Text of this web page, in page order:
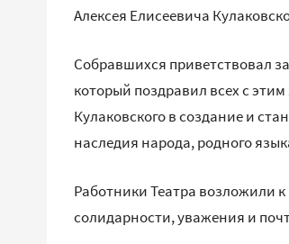
Алексея Елисеевича
Собравшихся приветствовал
который поздравил всех с
Кулаковского в создание и
наследия народа, родного
Работники Театра возложили
солидарности, уважения и